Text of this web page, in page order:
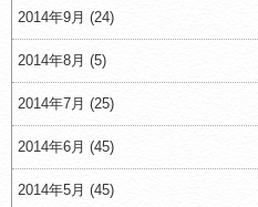
2014年9月 (24)
2014年8月 (5)
2014年7月 (25)
2014年6月 (45)
2014年5月 (45)